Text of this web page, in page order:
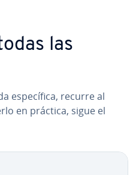
las
es­pe­cí­fi­ca, recurre al
en práctica, sigue el